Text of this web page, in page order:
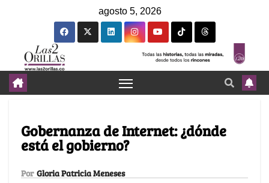
agosto 5, 2026
Gobernanza de Internet: ¿dónde
está el gobierno?
Por Gloria Patricia Meneses